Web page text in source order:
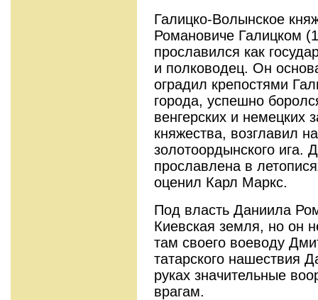
Галицко-Волынское
Романовиче Галицком
прославился как
и полководец. Он
оградил крепостями
города, успешно
венгерских и немецких
княжества, возглавил
золотоордынского ига.
прославлена в
оценил Карл Маркс.
Под власть Даниила
Киевская земля, но он
там своего воеводу
татарского нашествия
руках значительные
врагам.